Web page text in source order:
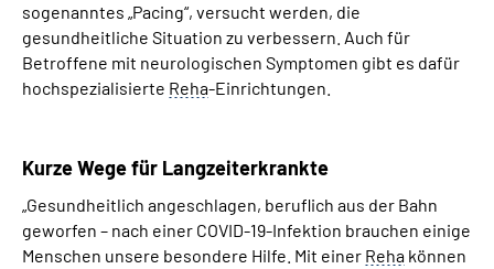
sogenanntes „Pacing“, versucht werden, die
gesundheitliche Situation zu verbessern. Auch für
Betroffene mit neurologischen Symptomen gibt es dafür
hochspezialisierte Reha-Einrichtungen.
Kurze Wege für Langzeiterkrankte
„Gesundheitlich angeschlagen, beruflich aus der Bahn
geworfen – nach einer COVID-19-Infektion brauchen einige
Menschen unsere besondere Hilfe. Mit einer Reha können